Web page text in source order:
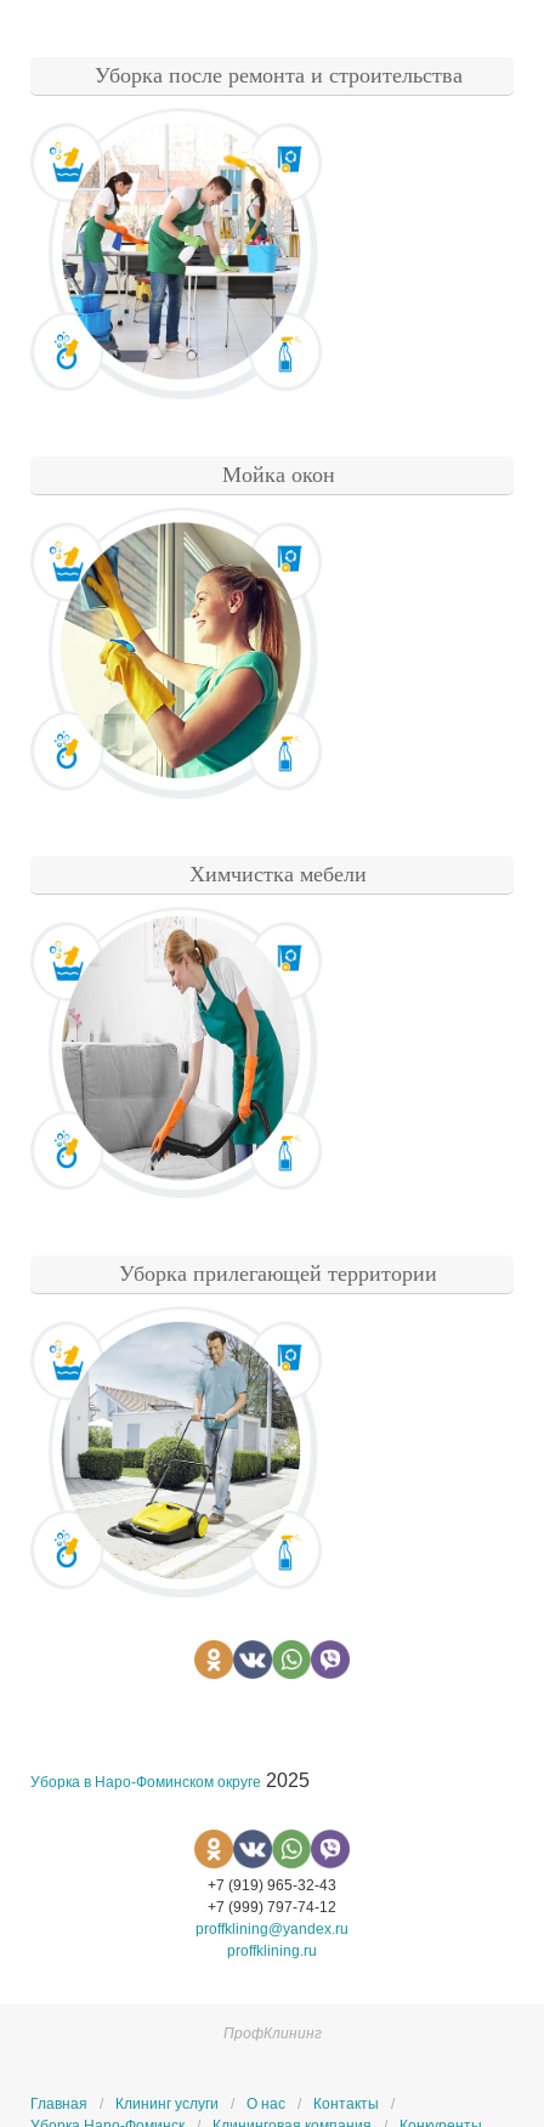
Уборка после ремонта и строительства
Мойка окон
Химчистка мебели
Уборка прилегающей территории
Уборка в Наро-Фоминском округе 2025
+7 (919) 965-32-43
+7 (999) 797-74-12
proffklining@yandex.ru
proffklining.ru
ПрофКлининг
Главная Клининг услуги О нас
Контакты